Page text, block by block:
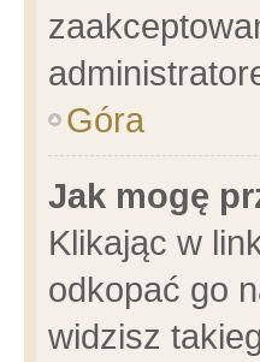
Góra
Jak mogę
Klikając w
odkopać go
widzisz